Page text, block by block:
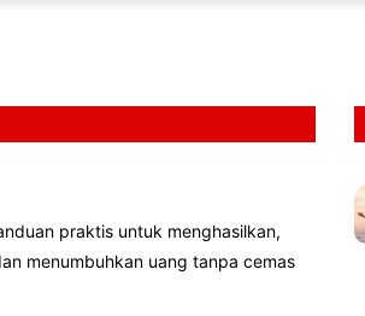
praktis untuk menghasilkan,
menumbuhkan uang tanpa cemas